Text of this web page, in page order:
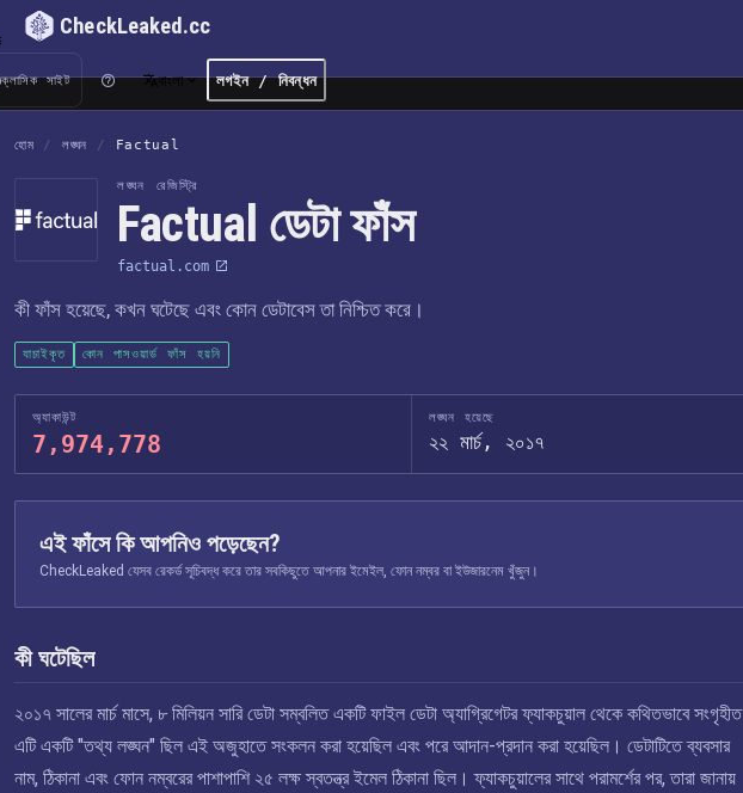
CheckLeaked.cc
ক্লাসিক সাইট বাংলা লগইন / নিবন্ধন
হোম / লঙ্ঘন / Factual
লঙ্ঘন রেজিস্ট্রি
Factual ডেটা ফাঁস
factual.com
কী ফাঁস হয়েছে, কখন ঘটেছে এবং কোন ডেটাবেস তা নিশ্চিত করে।
যাচাইকৃত কোন পাসওয়ার্ড ফাঁস হয়নি
অ্যাকাউন্ট
7,974,778
লঙ্ঘন হয়েছে
২২ মার্চ, ২০১৭
এই ফাঁসে কি আপনিও পড়েছেন?
CheckLeaked যেসব রেকর্ড সূচিবদ্ধ করে তার সবকিছুতে আপনার ইমেইল, ফোন নম্বর বা ইউজারনেম খুঁজুন।
কী ঘটেছিল
২০১৭ সালের মার্চ মাসে, ৮ মিলিয়ন সারি ডেটা সম্বলিত একটি ফাইল ডেটা অ্যাগ্রিগেটর ফ্যাকচুয়াল থেকে কথিতভাবে সংগৃহীত
এটি একটি "তথ্য লঙ্ঘন" ছিল এই অজুহাতে সংকলন করা হয়েছিল এবং পরে আদান-প্রদান করা হয়েছিল। ডেটাটিতে ব্যবসার
নাম, ঠিকানা এবং ফোন নম্বরের পাশাপাশি ২৫ লক্ষ স্বতন্ত্র ইমেল ঠিকানা ছিল। ফ্যাকচুয়ালের সাথে পরামর্শের পর, তারা জানায়